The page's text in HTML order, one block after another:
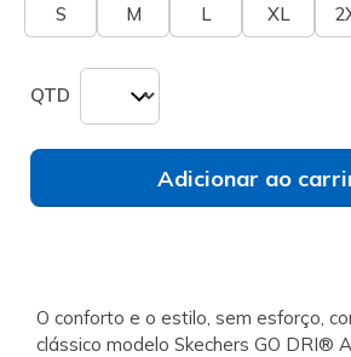
S M L XL
QTD
Adicionar ao
O conforto e o estilo, sem esforço,
clássico modelo Skechers GO DRI®